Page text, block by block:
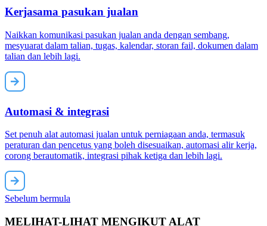
Kerjasama pasukan jualan
Naikkan komunikasi pasukan jualan anda dengan sembang,
mesyuarat dalam talian, tugas, kalendar, storan fail, dokumen dalam
talian dan lebih lagi.
Automasi & integrasi
Set penuh alat automasi jualan untuk perniagaan anda, termasuk
peraturan dan pencetus yang boleh disesuaikan, automasi alir kerja,
corong berautomatik, integrasi pihak ketiga dan lebih lagi.
Sebelum bermula
MELIHAT-LIHAT MENGIKUT ALAT